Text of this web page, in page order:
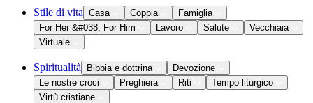
Stile di vita Casa Coppia
Famiglia
For Her &#038; For Him
Lavoro Salute
Vecchiaia
Virtuale
Spiritualità Bibbia e dottrina
Devozione
Le nostre croci
Preghiera Riti
Tempo liturgico
Virtù cristiane